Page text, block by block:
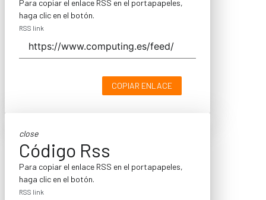
Para copiar el enlace RSS en el portapapeles,
haga clic en el botón.
RSS link
COPIAR ENLACE
close
Código Rss
Para copiar el enlace RSS en el portapapeles,
haga clic en el botón.
RSS link